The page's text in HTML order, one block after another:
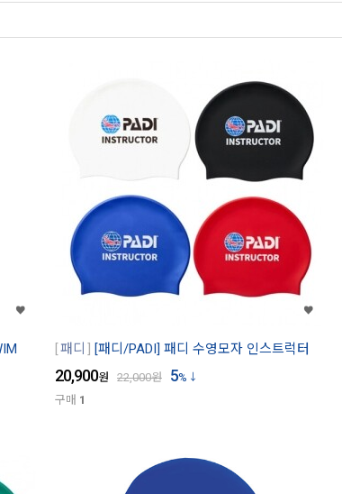
패디 [패디/PADI] 패디 수영모자 인스트럭터
20,900원 22,000원 5%
구매 1